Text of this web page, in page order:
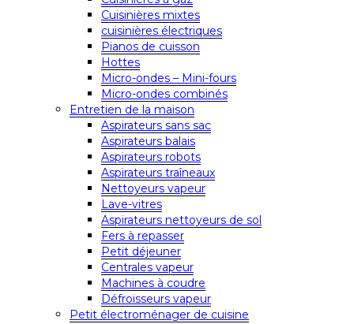
Cuisinières mixtes
cuisinières électriques
Pianos de cuisson
Hottes
Micro-ondes – Mini-fours
Micro-ondes combinés
Entretien de la maison
Aspirateurs sans sac
Aspirateurs balais
Aspirateurs robots
Aspirateurs traîneaux
Nettoyeurs vapeur
Lave-vitres
Aspirateurs nettoyeurs de sol
Fers à repasser
Petit déjeuner
Centrales vapeur
Machines à coudre
Défroisseurs vapeur
Petit électroménager de cuisine